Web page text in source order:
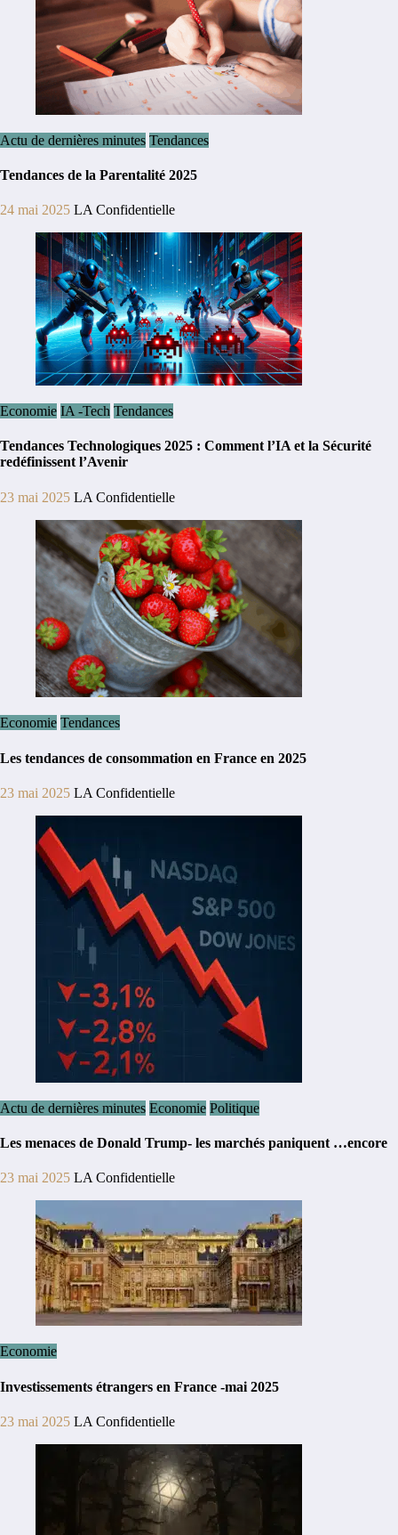
Actu de dernières minutes Tendances
Tendances de la Parentalité 2025
24 mai 2025 LA Confidentielle
Economie IA -Tech Tendances
Tendances Technologiques 2025 : Comment l’IA et la Sécurité
redéfinissent l’Avenir
23 mai 2025 LA Confidentielle
Economie Tendances
Les tendances de consommation en France en 2025
23 mai 2025 LA Confidentielle
Actu de dernières minutes Economie Politique
Les menaces de Donald Trump- les marchés paniquent …encore
23 mai 2025 LA Confidentielle
Economie
Investissements étrangers en France -mai 2025
23 mai 2025 LA Confidentielle